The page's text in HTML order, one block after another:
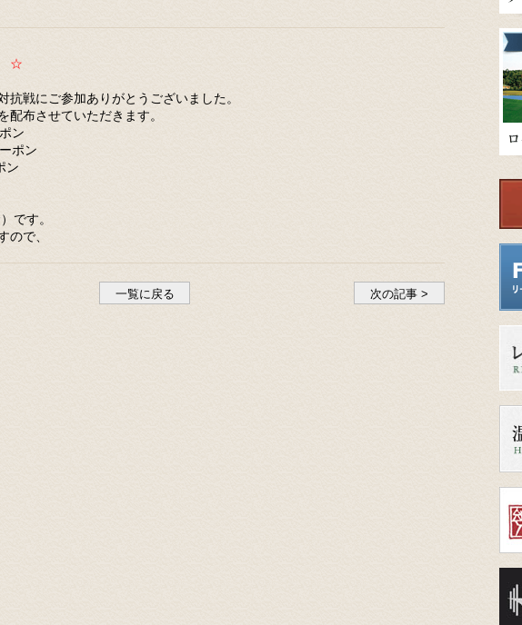
☆
抗戦にご参加ありがとうございました。
配布させていただきます。
ン
ポン
ン
です。
ので、
一覧に戻る 次の記事 >